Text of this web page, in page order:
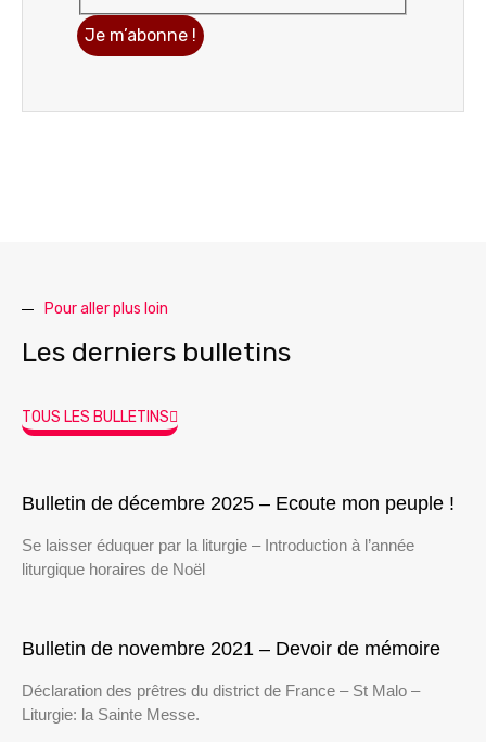
Pour aller plus loin
Les derniers bulletins
TOUS LES BULLETINS
Bulletin de décembre 2025 – Ecoute mon peuple !
Se laisser éduquer par la liturgie – Introduction à l’année
liturgique horaires de Noël
Bulletin de novembre 2021 – Devoir de mémoire
Déclaration des prêtres du district de France – St Malo –
Liturgie: la Sainte Messe.